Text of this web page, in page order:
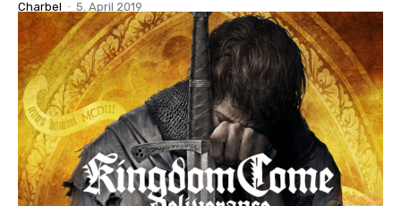
Charbel - 5. April 2019